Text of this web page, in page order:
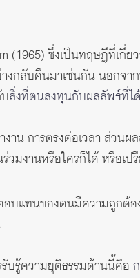
(1965) ซึ่งเป็นทฤษฎีที่เกี่ย
กลับคืนมาเช่นกัน นอกจา
สิ่งที่ตนลงทุนกับผลลัพธ์ที่ไ
น การตรงต่อเวลา ส่วน
มงานหรือใครก็ได้ หรือเป
บแทนของตนมีความถูกต้อ
รับรู้ความยุติธรรมด้านนี้คือ